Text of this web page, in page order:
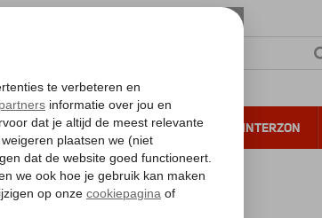
VERRE REIZEN ALL INCLUSIVE WINTERZON